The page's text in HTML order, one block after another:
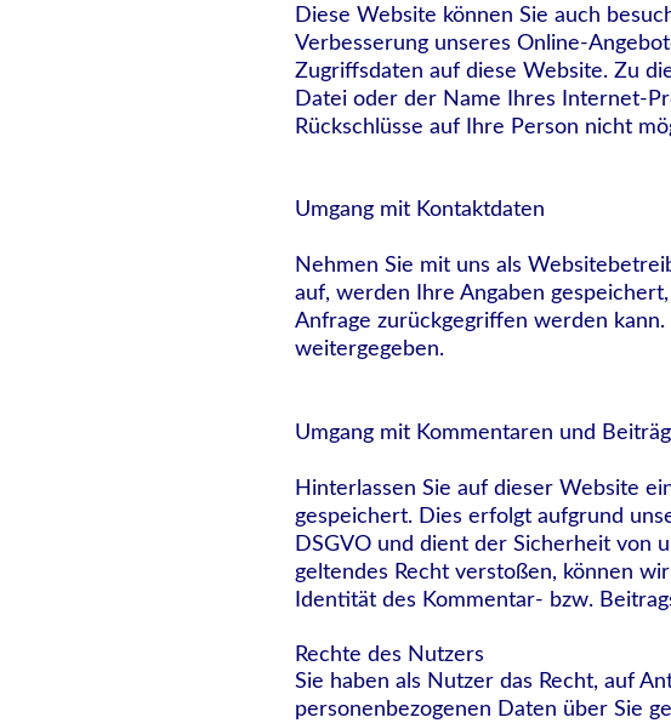
Diese Website können Sie auch
Verbesserung unseres Online-
Zugriffsdaten auf diese Website. Zu
Datei oder der Name Ihres Internet-
Rückschlüsse auf Ihre Person nicht
Umgang mit Kontaktdaten
Nehmen Sie mit uns als
auf, werden Ihre Angaben
Anfrage zurückgegriffen werden
weitergegeben.
Umgang mit Kommentaren und
Hinterlassen Sie auf dieser Website
gespeichert. Dies erfolgt aufgrund
DSGVO und dient der Sicherheit von
geltendes Recht verstoßen, können
Identität des Kommentar- bzw.
Rechte des Nutzers
Sie haben als Nutzer das Recht, auf
personenbezogenen Daten über Sie